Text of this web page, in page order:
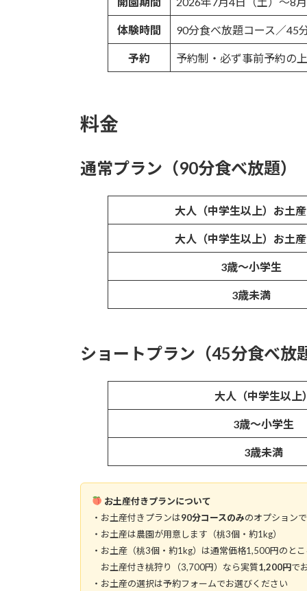
体験時間 90分食べ放題コース／45
予約 予約制・必ず事前予約の
料金
通常プラン（90分食べ放題）
大人（中学生以上）お土
大人（中学生以上）お土
3歳〜小学生
3歳未満
ショートプラン（45分食べ放
大人（中学生以上
3歳〜小学生
3歳未満
お土産付きプランについて
・お土産付きプランは90分コースのみのオプション
・お土産は農園が用意します（桃3個・約1kg）
・お土産（桃3個・約1kg）は通常価格1,500円のと
お土産付き桃狩り（3,700円）なら実質1,200円で
・お土産の選択は予約フォームでお選びください